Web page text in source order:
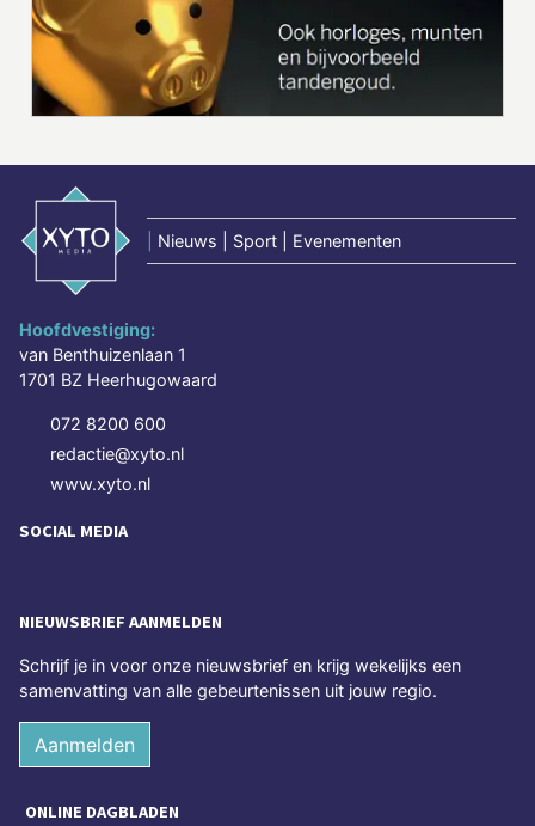
Nieuws | Sport | Evenementen
Hoofdvestiging:
van Benthuizenlaan 1
1701 BZ Heerhugowaard
072 8200 600
redactie@xyto.nl
www.xyto.nl
SOCIAL MEDIA
NIEUWSBRIEF AANMELDEN
Schrijf je in voor onze nieuwsbrief en krijg wekelijks een
samenvatting van alle gebeurtenissen uit jouw regio.
Aanmelden
ONLINE DAGBLADEN